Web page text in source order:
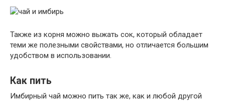
Также из корня можно выжать сок, который обладает
теми же полезными свойствами, но отличается большим
удобством в использовании.
Как пить
Имбирный чай можно пить так же, как и любой другой